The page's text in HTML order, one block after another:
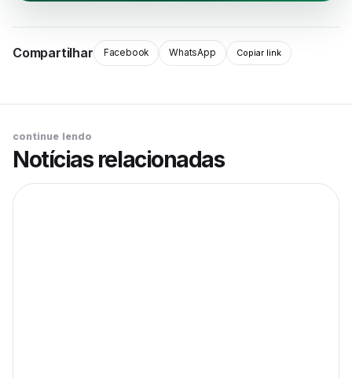
Compartilhar Facebook WhatsApp Copiar link
continue lendo
Notícias relacionadas